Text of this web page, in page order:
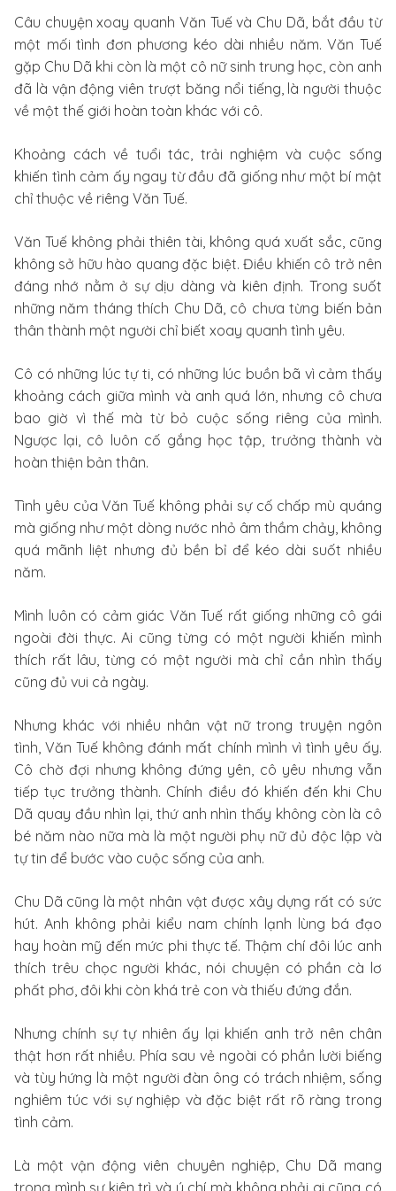
Câu chuyện xoay quanh Văn Tuế và Chu Dã, bắt đầu từ
một mối tình đơn phương kéo dài nhiều năm. Văn Tuế
gặp Chu Dã khi còn là một cô nữ sinh trung học, còn anh
đã là vận động viên trượt băng nổi tiếng, là người thuộc
về một thế giới hoàn toàn khác với cô.
Khoảng cách về tuổi tác, trải nghiệm và cuộc sống
khiến tình cảm ấy ngay từ đầu đã giống như một bí mật
chỉ thuộc về riêng Văn Tuế.
Văn Tuế không phải thiên tài, không quá xuất sắc, cũng
không sở hữu hào quang đặc biệt. Điều khiến cô trở nên
đáng nhớ nằm ở sự dịu dàng và kiên định. Trong suốt
những năm tháng thích Chu Dã, cô chưa từng biến bản
thân thành một người chỉ biết xoay quanh tình yêu.
Cô có những lúc tự ti, có những lúc buồn bã vì cảm thấy
khoảng cách giữa mình và anh quá lớn, nhưng cô chưa
bao giờ vì thế mà từ bỏ cuộc sống riêng của mình.
Ngược lại, cô luôn cố gắng học tập, trưởng thành và
hoàn thiện bản thân.
Tình yêu của Văn Tuế không phải sự cố chấp mù quáng
mà giống như một dòng nước nhỏ âm thầm chảy, không
quá mãnh liệt nhưng đủ bền bỉ để kéo dài suốt nhiều
năm.
Mình luôn có cảm giác Văn Tuế rất giống những cô gái
ngoài đời thực. Ai cũng từng có một người khiến mình
thích rất lâu, từng có một người mà chỉ cần nhìn thấy
cũng đủ vui cả ngày.
Nhưng khác với nhiều nhân vật nữ trong truyện ngôn
tình, Văn Tuế không đánh mất chính mình vì tình yêu ấy.
Cô chờ đợi nhưng không đứng yên, cô yêu nhưng vẫn
tiếp tục trưởng thành. Chính điều đó khiến đến khi Chu
Dã quay đầu nhìn lại, thứ anh nhìn thấy không còn là cô
bé năm nào nữa mà là một người phụ nữ đủ độc lập và
tự tin để bước vào cuộc sống của anh.
Chu Dã cũng là một nhân vật được xây dựng rất có sức
hút. Anh không phải kiểu nam chính lạnh lùng bá đạo
hay hoàn mỹ đến mức phi thực tế. Thậm chí đôi lúc anh
thích trêu chọc người khác, nói chuyện có phần cà lơ
phất phơ, đôi khi còn khá trẻ con và thiếu đứng đắn.
Nhưng chính sự tự nhiên ấy lại khiến anh trở nên chân
thật hơn rất nhiều. Phía sau vẻ ngoài có phần lười biếng
và tùy hứng là một người đàn ông có trách nhiệm, sống
nghiêm túc với sự nghiệp và đặc biệt rất rõ ràng trong
tình cảm.
Là một vận động viên chuyên nghiệp, Chu Dã mang
trong mình sự kiên trì và ý chí mà không phải ai cũng có